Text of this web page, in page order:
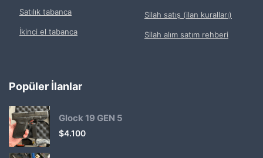
Satılık tabanca
İkinci el tabanca
Silah satış (ilan kuralları)
Silah alım satım rehberi
Popüler İlanlar
Glock 19 GEN 5
$4.100